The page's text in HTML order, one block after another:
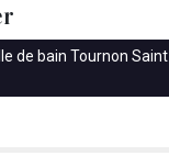
de bain Tournon Saint